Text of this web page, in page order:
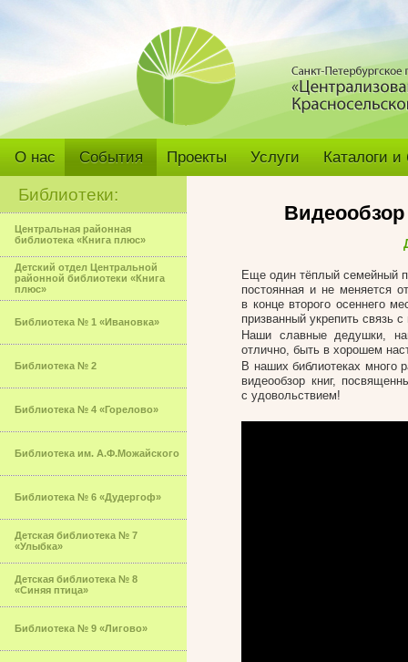
О нас События Проекты Услуги Каталоги
Библиотеки:
Центральная районная
библиотека «Книга плюс»
Детский отдел Центральной
районной библиотеки «Книга
плюс»
Библиотека № 1 «Ивановка»
Библиотека № 2
Библиотека № 4 «Горелово»
Библиотека им. А.Ф.Можайского
Библиотека № 6 «Дудергоф»
Детская библиотека № 7
«Улыбка»
Детская библиотека № 8
«Синяя птица»
Библиотека № 9 «Лигово»
Еще один тёплый семейный
постоянная и не меняется
в конце второго осеннего
призванный укрепить связь
Наши славные дедушки,
отлично, быть в хорошем
В наших библиотеках много
видеообзор книг,
с удовольствием!